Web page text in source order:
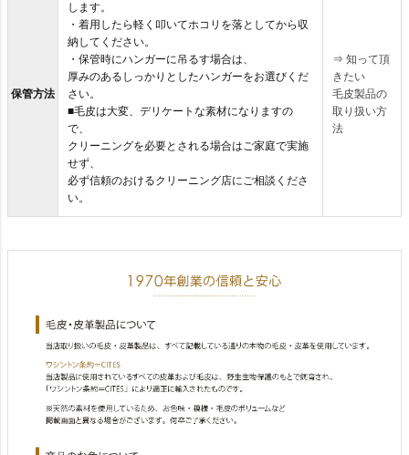
保管方法
します。
・着用したら軽く叩いてホコリを落としてから収
納してください。
・保管時にハンガーに吊るす場合は、
厚みのあるしっかりとしたハンガーをお選びくだ
さい。
■毛皮は大変、デリケートな素材になりますの
で、
クリーニングを必要とされる場合はご家庭で実施
せず、
必ず信頼のおけるクリーニング店にご相談くださ
い。
⇒ 知って頂
きたい
毛皮製品の
取り扱い方
法